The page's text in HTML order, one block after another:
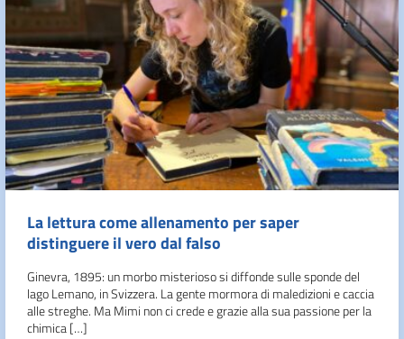
La lettura come allenamento per saper
distinguere il vero dal falso
Ginevra, 1895: un morbo misterioso si diffonde sulle sponde del
lago Lemano, in Svizzera. La gente mormora di maledizioni e caccia
alle streghe. Ma Mimi non ci crede e grazie alla sua passione per la
chimica […]